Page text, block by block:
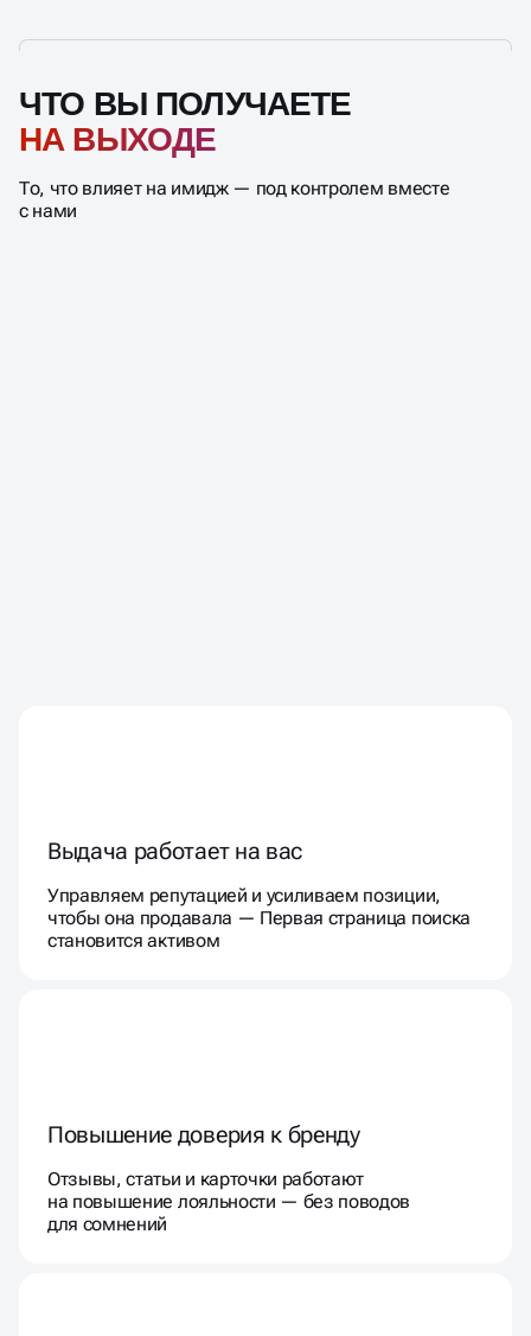
То, что влияет на имидж — под контролем вместе
с нами
ЧТО ВЫ ПОЛУЧАЕТЕ
НА ВЫХОДЕ
Выдача работает на вас
Управляем репутацией и усиливаем позиции,
чтобы она продавала — Первая страница поиска
становится активом
Повышение доверия к бренду
Отзывы, статьи и карточки работают
на повышение лояльности — без поводов
для сомнений